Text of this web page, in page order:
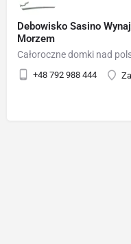
Debowisko Sasino
Morzem
Całoroczne domki nad
+48 792 988 444